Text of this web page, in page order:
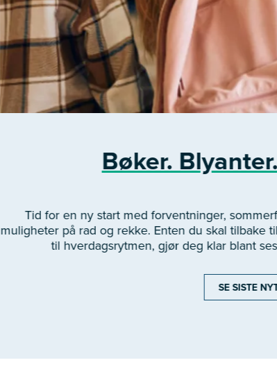
Bøker.
Tid for en ny start med forventninger,
muligheter på rad og rekke. Enten du skal tilbake
til hverdagsrytmen, gjør deg klar blant
SE SISTE